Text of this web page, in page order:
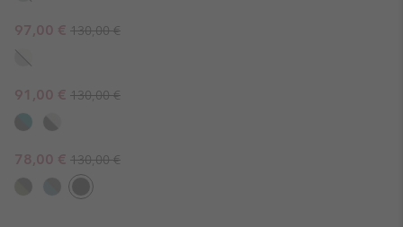
Sale price:
97,00 € Regular price:
130,00 €
Sale price:
91,00 € Regular price:
130,00 €
Sale price:
78,00 € Regular price:
130,00 €